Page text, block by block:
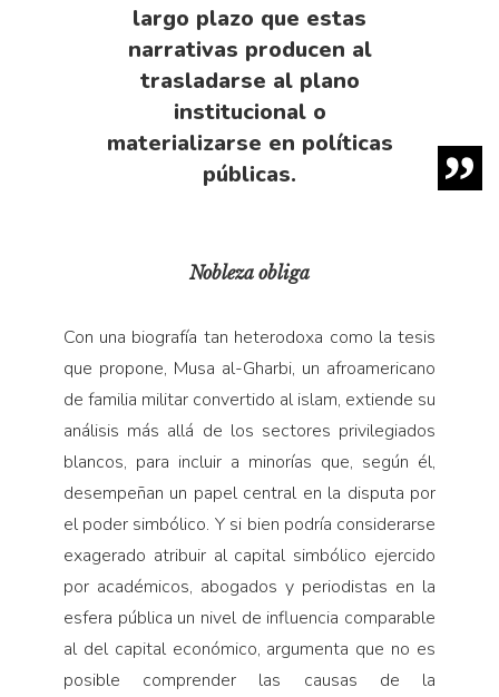
largo plazo que estas
narrativas producen al
trasladarse al plano
institucional o
materializarse en políticas
públicas.
Nobleza obliga
Con una biografía tan heterodoxa como la tesis
que propone, Musa al-Gharbi, un afroamericano
de familia militar convertido al islam, extiende su
análisis más allá de los sectores privilegiados
blancos, para incluir a minorías que, según él,
desempeñan un papel central en la disputa por
el poder simbólico. Y si bien podría considerarse
exagerado atribuir al capital simbólico ejercido
por académicos, abogados y periodistas en la
esfera pública un nivel de influencia comparable
al del capital económico, argumenta que no es
posible comprender las causas de la